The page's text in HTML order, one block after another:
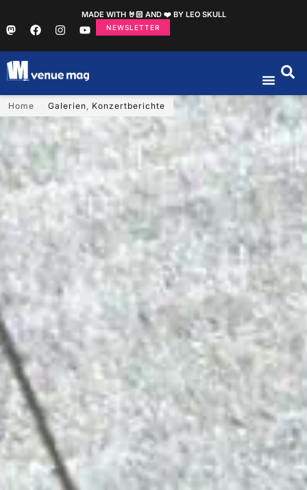
MADE WITH 🤘🏻 AND ❤️ BY LEO SKULL
NEWSLETTER
Home Galerien, Konzertberichte